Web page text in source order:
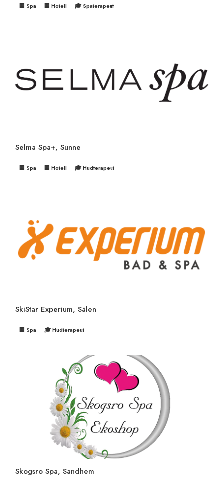
🏢 Spa 🏢 Hotell 🎓 Spaterapeut
Selma Spa+, Sunne
🏢 Spa 🏢 Hotell 🎓 Hudterapeut
SkiStar Experium, Sälen
🏢 Spa 🎓 Hudterapeut
Skogsro Spa, Sandhem